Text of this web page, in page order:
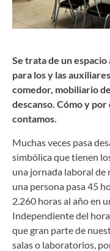
Se trata de un
para los y las
comedor, mobiliario
descanso. Cómo y por
contamos.
Muchas veces pasa
simbólica que tienen
una jornada laboral de
una persona pasa 45
2.260 horas al año en
Independiente del
que gran parte de
salas o laboratorios,